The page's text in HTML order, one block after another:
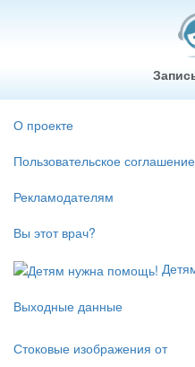
О проекте
Пользовательское соглашение
Рекламодателям
Вы этот врач?
Выходные данные
Стоковые изображения от